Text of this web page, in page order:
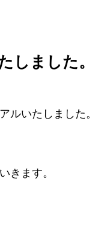
しました。
ルいたしました。
きます。